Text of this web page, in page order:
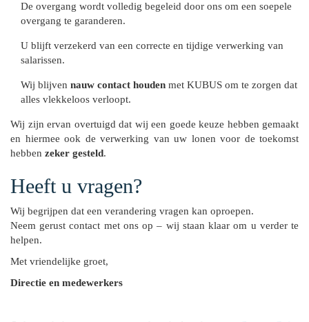
De overgang wordt volledig begeleid door ons om een soepele
overgang te garanderen.
U blijft verzekerd van een correcte en tijdige verwerking van
salarissen.
Wij blijven nauw contact houden met KUBUS om te zorgen dat
alles vlekkeloos verloopt.
Wij zijn ervan overtuigd dat wij een goede keuze hebben gemaakt
en hiermee ook de verwerking van uw lonen voor de toekomst
hebben zeker gesteld.
Heeft u vragen?
Wij begrijpen dat een verandering vragen kan oproepen.
Neem gerust contact met ons op – wij staan klaar om u verder te
helpen.
Met vriendelijke groet,
Directie en medewerkers